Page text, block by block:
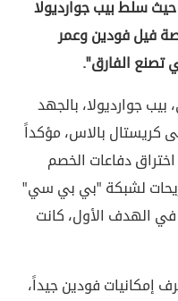
فوزه على كريستال بالاس 3-0، حيث سلط بيب جوارديولا
فيل فودين وعمر
تصنع الفارق".
جوارديولا، بالجهد
كريستال بالاس، مؤكداً
دفاعات الخصم
لشبكة "بي بي سي"
في الهدف الأول، كانت
إمكانيات فودين جيداً،